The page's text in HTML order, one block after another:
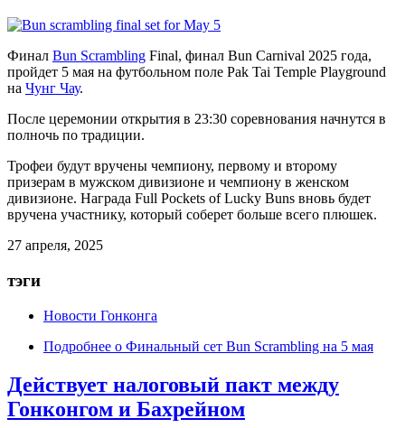
Финал Bun Scrambling Final, финал Bun Carnival 2025 года,
пройдет 5 мая на футбольном поле Pak Tai Temple Playground
на Чунг Чау.
После церемонии открытия в 23:30 соревнования начнутся в
полночь по традиции.
Трофеи будут вручены чемпиону, первому и второму
призерам в мужском дивизионе и чемпиону в женском
дивизионе. Награда Full Pockets of Lucky Buns вновь будет
вручена участнику, который соберет больше всего плюшек.
27 апреля, 2025
тэги
Новости Гонконга
Подробнее о Финальный сет Bun Scrambling на 5 мая
Действует налоговый пакт между
Гонконгом и Бахрейном